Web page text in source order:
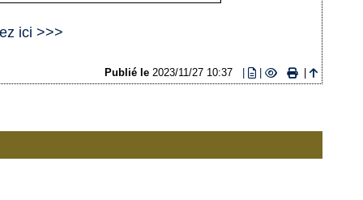
ici >>>
Publié le 2023/11/27 10:37